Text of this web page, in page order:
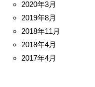
2020年3月
2019年8月
2018年11月
2018年4月
2017年4月